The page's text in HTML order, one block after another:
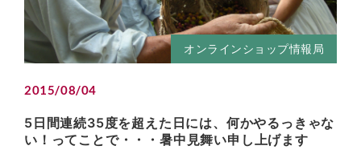
オンラインショップ情報局
2015/08/04
5日間連続35度を超えた日には、何かやるっきゃな
い！ってことで・・・暑中見舞い申し上げます